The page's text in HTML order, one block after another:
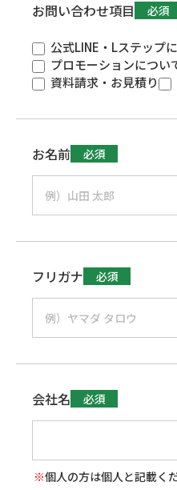
お問い合わせ項目 必須
公式LINE・Lステップ
プロモーションについ
資料請求・お見積り
お名前 必須
フリガナ 必須
会社名 必須
個人の方は個人と記載くだ